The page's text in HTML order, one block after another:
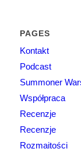
PAGES
Kontakt
Podcast
Summoner
Współpraca
Recenzje
Recenzje
Rozmaitości